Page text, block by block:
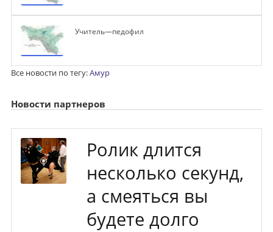
Учитель—педофил
Все новости по тегу:Амур
Новости партнеров
Ролик длится
несколько секунд,
а смеяться вы
будете долго